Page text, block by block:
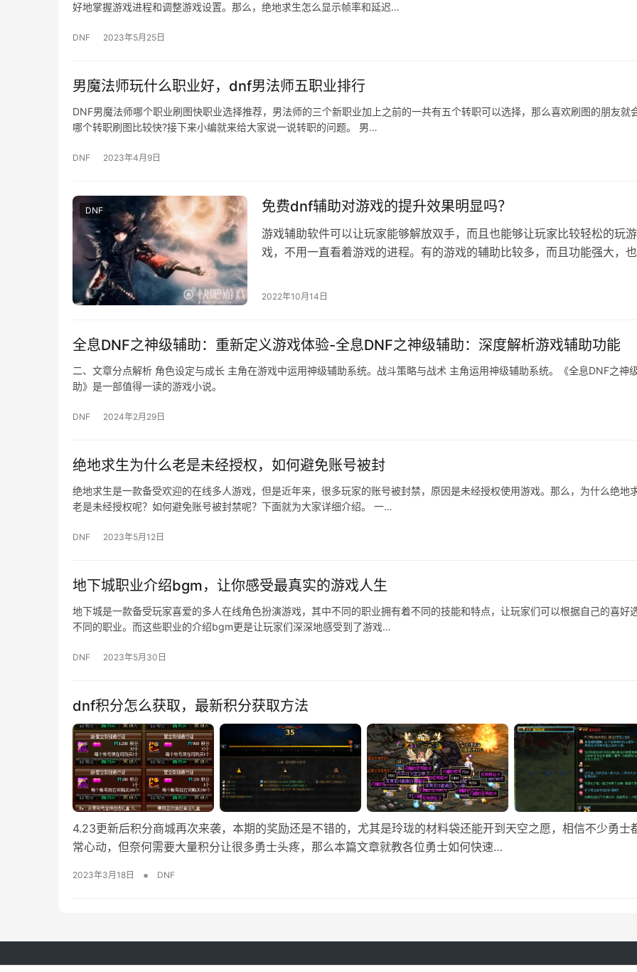
好地掌握游戏进程和调整游戏设置。那么，绝地求生怎么显示帧率和延迟…
DNF 2023年5月25日
男魔法师玩什么职业好，dnf男法师五职业排行
DNF男魔法师哪个职业刷图快职业选择推荐，男法师的三个新职业加上之前的一共有五个转职可以选择，那么喜欢刷图的朋友就
哪个转职刷图比较快?接下来小编就来给大家说一说转职的问题。 男…
DNF 2023年4月9日
DNF 免费dnf辅助对游戏的提升效果明显吗？
游戏辅助软件可以让玩家能够解放双手，而且也能够让玩家比较轻松的玩游
戏，不用一直看着游戏的进程。有的游戏的辅助比较多，而且功能强大，
2022年10月14日
全息DNF之神级辅助：重新定义游戏体验-全息DNF之神级辅助：深度解析游戏辅助功能
二、文章分点解析 角色设定与成长 主角在游戏中运用神级辅助系统。战斗策略与战术 主角运用神级辅助系统。《全息DNF之神
助》是一部值得一读的游戏小说。
DNF 2024年2月29日
绝地求生为什么老是未经授权，如何避免账号被封
绝地求生是一款备受欢迎的在线多人游戏，但是近年来，很多玩家的账号被封禁，原因是未经授权使用游戏。那么，为什么绝地
老是未经授权呢？如何避免账号被封禁呢？下面就为大家详细介绍。 一…
DNF 2023年5月12日
地下城职业介绍bgm，让你感受最真实的游戏人生
地下城是一款备受玩家喜爱的多人在线角色扮演游戏，其中不同的职业拥有着不同的技能和特点，让玩家们可以根据自己的喜好
不同的职业。而这些职业的介绍bgm更是让玩家们深深地感受到了游戏…
DNF 2023年5月30日
dnf积分怎么获取，最新积分获取方法
4.23更新后积分商城再次来袭，本期的奖励还是不错的，尤其是玲珑的材料袋还能开到天空之愿，相信不少勇士
常心动，但奈何需要大量积分让很多勇士头疼，那么本篇文章就教各位勇士如何快速…
2023年3月18日 • DNF